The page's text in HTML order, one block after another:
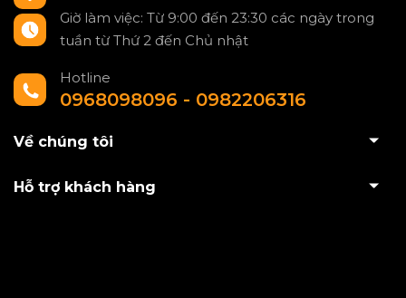
Giờ làm việc: Từ 9:00 đến 23:30 các ngày trong
tuần từ Thứ 2 đến Chủ nhật
Hotline
0968098096 - 0982206316
Về chúng tôi
Hỗ trợ khách hàng